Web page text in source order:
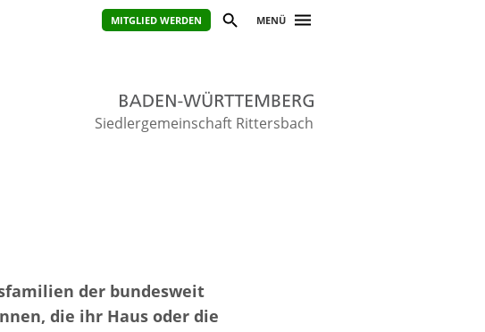
MITGLIED WERDEN MENÜ
Siedlergemeinschaft Rittersbach
der bundesweit
die ihr Haus oder die